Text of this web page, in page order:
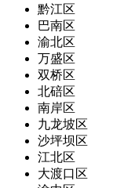
黔江区
巴南区
渝北区
万盛区
双桥区
北碚区
南岸区
九龙坡区
沙坪坝区
江北区
大渡口区